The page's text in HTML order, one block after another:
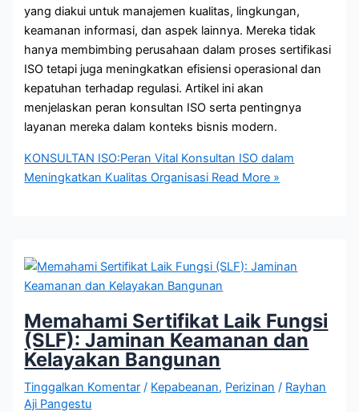
yang diakui untuk manajemen kualitas, lingkungan,
keamanan informasi, dan aspek lainnya. Mereka tidak
hanya membimbing perusahaan dalam proses sertifikasi
ISO tetapi juga meningkatkan efisiensi operasional dan
kepatuhan terhadap regulasi. Artikel ini akan
menjelaskan peran konsultan ISO serta pentingnya
layanan mereka dalam konteks bisnis modern.
KONSULTAN ISO:Peran Vital Konsultan ISO dalam
Meningkatkan Kualitas Organisasi Read More »
Memahami Sertifikat Laik Fungsi
(SLF): Jaminan Keamanan dan
Kelayakan Bangunan
Tinggalkan Komentar / Kepabeanan, Perizinan / Rayhan
Aji Pangestu